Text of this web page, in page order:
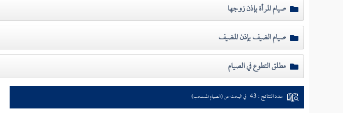
صيام المرأة بإذن زوجها
صيام الضيف بإذن المضيف
مطلق التطوع في الصيام
عدد النتائج : 43 في البحث عن (الصيام المستحب)